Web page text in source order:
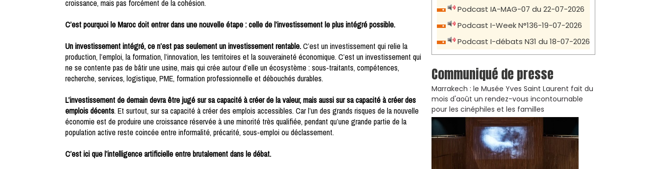
croissance, mais pas forcément de la cohésion.
C’est pourquoi le Maroc doit entrer dans une nouvelle étape : celle de l’investissement le plus intégré possible.
Un investissement intégré, ce n’est pas seulement un investissement rentable.C’est un investissement qui relie la
production, l’emploi, la formation, l’innovation, les territoires et la souveraineté économique. C’est un investissement qui
ne se contente pas de bâtir une usine, mais qui crée autour d’elle un écosystème : sous-traitants, compétences,
recherche, services, logistique, PME, formation professionnelle et débouchés durables.
L’investissement de demain devra être jugé sur sa capacité à créer de la valeur, mais aussi sur sa capacité à créer des
emplois décents. Et surtout, sur sa capacité à créer des emplois accessibles. Car l’un des grands risques de la nouvelle
économie est de produire une croissance réservée à une minorité très qualifiée, pendant qu’une grande partie de la
population active reste coincée entre informalité, précarité, sous-emploi ou déclassement.
C’est ici que l’intelligence artificielle entre brutalement dans le débat.
Podcast IA-MAG-07 du 22-07-2026
Podcast I-Week N°136-19-07-2026
Podcast I-débats N31 du 18-07-2026
Communiqué de presse
Marrakech : le Musée Yves Saint Laurent fait du
mois d'août un rendez-vous incontournable
pour les cinéphiles et les familles